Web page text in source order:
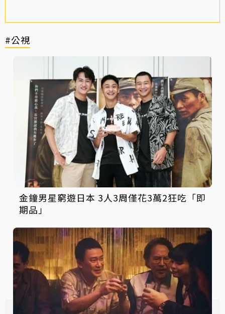
#公視
金鐘男星窮遊日本 3人3周僅花3萬2狂吃「即
期品」